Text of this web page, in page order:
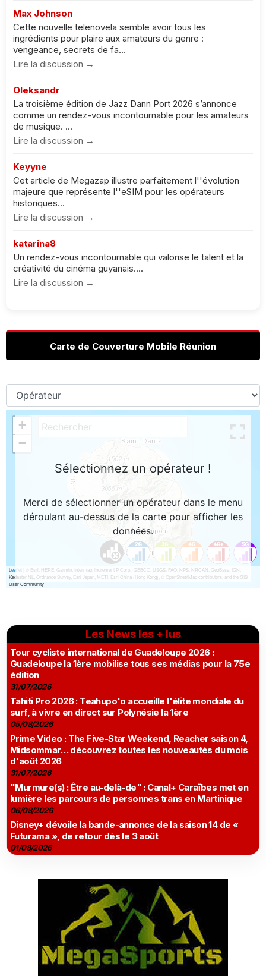
Max Johnson
Cette nouvelle telenovela semble avoir tous les
ingrédients pour plaire aux amateurs du genre :
vengeance, secrets de fa...
Lire la discussion →
Oleksandr
La troisième édition de Jazz Dann Port 2026 s’annonce
comme un rendez-vous incontournable pour les amateurs
de musique. ...
Lire la discussion →
Keyyne
Cet article de Megazap illustre parfaitement l''évolution
majeure que représente l''eSIM pour les opérateurs
historiques...
Lire la discussion →
katarina8
Un rendez-vous incontournable qui valorise le talent et la
créativité du cinéma guyanais....
Lire la discussion →
Carte de Couverture Mobile Réunion
Les News les + lus
Tour cycliste international de Guadeloupe 2026 :
Guadeloupe la 1ère mobilise tous ses médias pour la 75e
édition
31/07/2026
Tahiti Pro 2026 : Teahupo'o accueille l'élite mondiale du
surf, à vivre en direct sur Polynésie la 1ère
05/08/2026
Prime Video : The Five-Star Weekend, Reacher saison 4,
Midsommar… découvrez toutes les nouveautés du mois
d'août 2026
31/07/2026
"Murmure(s) : Être au-delà-de" : Canal+ Caraïbes met en
lumière les parcours de personnes trans en Martinique
06/08/2026
Disney+ dévoile la bande-annonce de la saison 14 de «
Futurama », de retour dès le 3 août
01/08/2026